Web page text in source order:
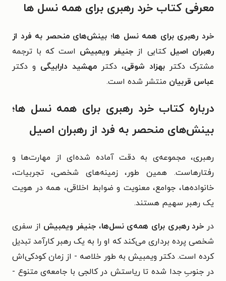
معرفی کتاب خرد رهبری برای همه نسل ها
خرد رهبری برای همه نسل ها؛ بینش‌های منحصر به فرد از
رهبران اصیل کتابی از جنیفر ویمبیش است که با ترجمه
مشترک دکتر بهزاد شوقی، دکتر مهشید دارابیگی و دکتر
عباس قربیان منتشر شده است.
درباره کتاب خرد رهبری برای همه نسل ها؛
بینش‌های منحصر به فرد از رهبران اصیل
رهبری، مجموعه‌ی به دقت آماده شده‌ای از مهارت‌ها و
رفتارهاست. همین طور، زمینه‌های شخصی، تجربیات،
خانواده‌ها، جوامع، معنویت و ضوابط اخلاقی، همه در هویت
یک رهبر سهیم هستند.
در خرد رهبری برای همه‌ی نسل‌ها، جنیفر ویمبیش از سفری
شخصی پرده برداری می‌کند که او را به یک رهبر کارآمد تبدیل
کرده است. دکتر ویمبیش به طور خلاصه - از زمان کودکی‌اش
در جنوبِ جدا شده تا ریاستش در کالجی با جامعه‌ی متنوع -